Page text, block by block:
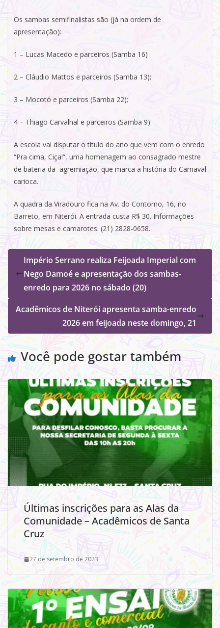
Os sambas semifinalistas são (já na ordem de
apresentação):
1 – Lucas Macedo e parceiros (Samba 16)
2 – Cláudio Mattos e parceiros (Samba 13);
3 – Mocotó e parceiros (Samba 22);
4 – Thiago Carvalhal e parceiros (Samba 9)
A escola vai disputar o título do ano que vem com o enredo
“Pra cima, Ciça!”, uma homenagem ao consagrado mestre
de bateria da agremiação, que marca a história do Carnaval
carioca.
A quadra da Viradouro fica na Av. do Contorno, 16, no
Barreto, em Niterói. A entrada custa R$ 30. Informações
sobre mesas e camarotes: (21) 2828-0658.
Império Serrano realiza Feijoada Imperial com
Nego Damoé e apresentação dos sambas-
enredo para 2026 no sábado (20)
Acadêmicos de Niterói apresenta samba-enredo
2026 em feijoada neste domingo, 21
Você pode gostar também
Últimas inscrições para as Alas da
Comunidade – Acadêmicos de Santa
Cruz
27 de setembro de 2023